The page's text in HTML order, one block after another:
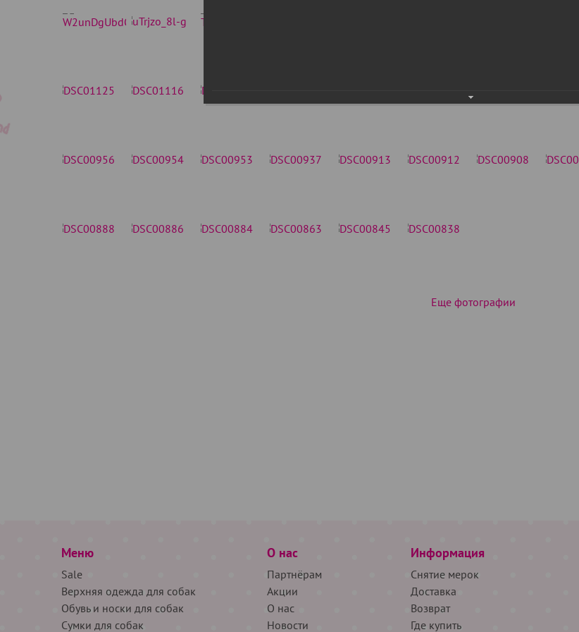
Еще фотографии
Меню
Sale
Верхняя одежда для собак
Обувь и носки для собак
Сумки для собак
О нас
Партнёрам
Акции
О нас
Новости
Информация
Снятие мерок
Доставка
Возврат
Где купить